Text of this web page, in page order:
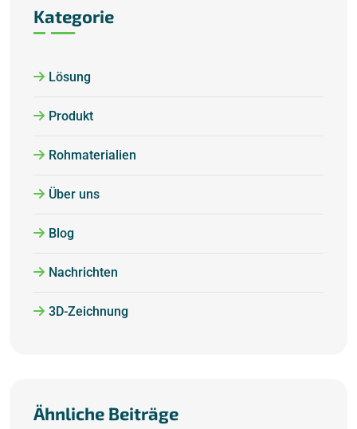
Kategorie
Lösung
Produkt
Rohmaterialien
Über uns
Blog
Nachrichten
3D-Zeichnung
Ähnliche Beiträge